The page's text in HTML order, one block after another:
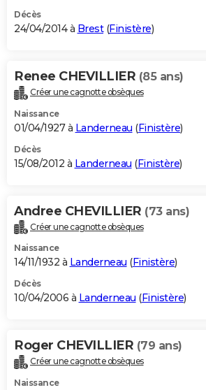
Décès
24/04/2014 à Brest(Finistère)
Renee CHEVILLIER (85 ans)
Créer une cagnotte obsèques
Naissance
01/04/1927 à Landerneau (Finistère)
Décès
15/08/2012 à Landerneau (Finistère)
Andree CHEVILLIER (73 ans)
Créer une cagnotte obsèques
Naissance
14/11/1932 à Landerneau (Finistère)
Décès
10/04/2006 à Landerneau (Finistère)
Roger CHEVILLIER (79 ans)
Créer une cagnotte obsèques
Naissance